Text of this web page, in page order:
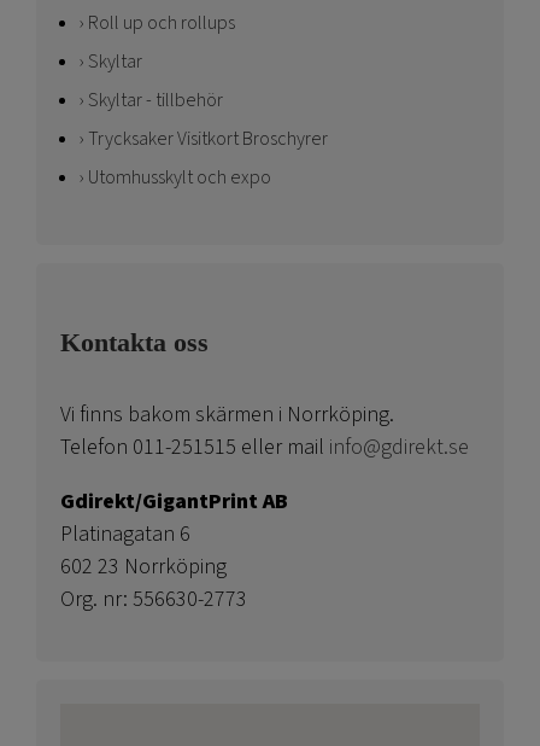
Roll up och rollups
Skyltar
Skyltar - tillbehör
Trycksaker Visitkort Broschyrer
Utomhusskylt och expo
Kontakta oss
Vi finns bakom skärmen i Norrköping.
Telefon 011-251515 eller mail info@gdirekt.se
Gdirekt/GigantPrint AB
Platinagatan 6
602 23 Norrköping
Org. nr: 556630-2773